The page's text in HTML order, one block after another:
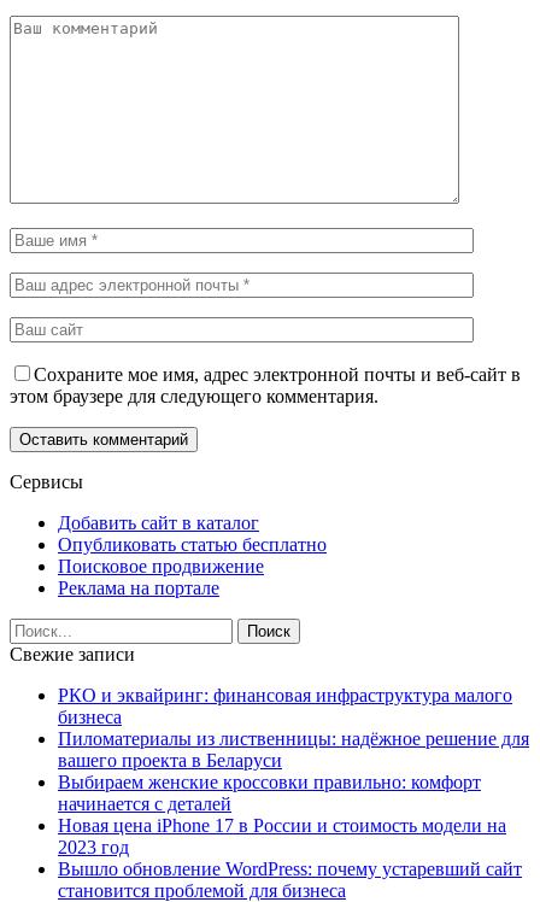
Сохраните мое имя, адрес электронной почты и веб-сайт в
этом браузере для следующего комментария.
Сервисы
Добавить сайт в каталог
Опубликовать статью бесплатно
Поисковое продвижение
Реклама на портале
Свежие записи
РКО и эквайринг: финансовая инфраструктура малого
бизнеса
Пиломатериалы из лиственницы: надёжное решение для
вашего проекта в Беларуси
Выбираем женские кроссовки правильно: комфорт
начинается с деталей
Новая цена iPhone 17 в России и стоимость модели на
2023 год
Вышло обновление WordPress: почему устаревший сайт
становится проблемой для бизнеса